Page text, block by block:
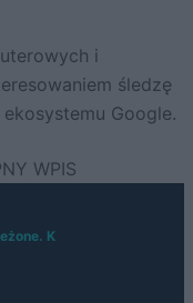
i
śledzę
Google.
K